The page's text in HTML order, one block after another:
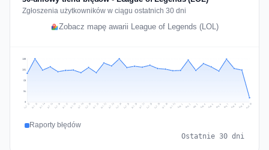
Zgłoszenia użytkowników w ciągu ostatnich 30 dni
Zobacz mapę awarii League of Legends (LOL)
34
68
101
135
Jul 12 Jul 13 Jul 14 Jul 15 Jul 16 Jul 17 Jul 18 Jul 19 Jul 20 Jul 21 Jul 22 Jul 23 Jul 24 Jul 25 Jul 26 Jul 27 Jul 28 Jul 29 Jul 30 Jul 31 Aug 1 Aug 2 Aug 3 Aug 4 Aug 5 Aug 6 Aug 7 Aug 8 Aug 9 Aug 10
Raporty błędów
Ostatnie 30 dni